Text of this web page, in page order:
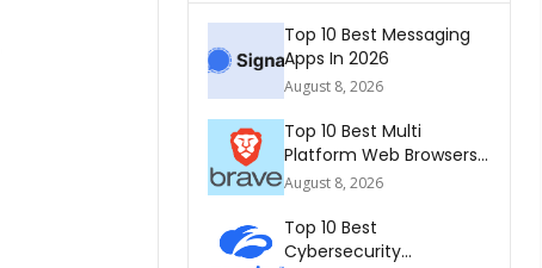
Top 10 Best Messaging
Apps In 2026
August 8, 2026
Top 10 Best Multi
Platform Web Browsers
In The world 2026
August 8, 2026
Top 10 Best
Cybersecurity